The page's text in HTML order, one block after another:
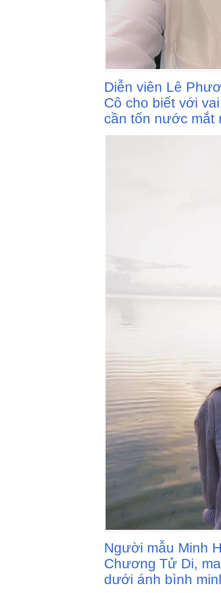
Diễn viên Lê
Cô cho biết với
cần tốn nước mắt
Người mẫu Minh
Chương Tử Di,
dưới ánh bình